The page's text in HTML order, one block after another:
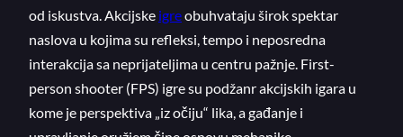
od iskustva. Akcijske igreobuhvataju širok spektar
naslova u kojima su refleksi, tempo i neposredna
interakcija sa neprijateljima u centru pažnje. First-
person shooter (FPS) igre su podžanr akcijskih igara u
kome je perspektiva „iz očiju“ lika, a gađanje i